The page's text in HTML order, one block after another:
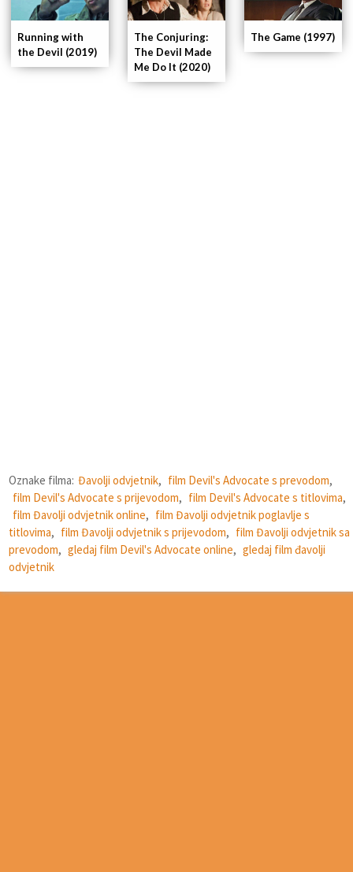
The Conjuring:
The Devil Made
Me Do It (2020)
Running with
the Devil (2019)
The Game (1997)
Oznake filma: Đavolji odvjetnik, film Devil's Advocate s prevodom,
film Devil's Advocate s prijevodom, film Devil's Advocate s titlovima,
film Đavolji odvjetnik online, film Đavolji odvjetnik poglavlje s
titlovima, film Đavolji odvjetnik s prijevodom, film Đavolji odvjetnik sa
prevodom, gledaj film Devil's Advocate online, gledaj film đavolji
odvjetnik